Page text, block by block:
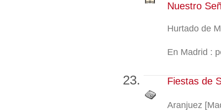
Nuestro
Hurtado de
En Madrid :
Fiestas de
Aranjuez